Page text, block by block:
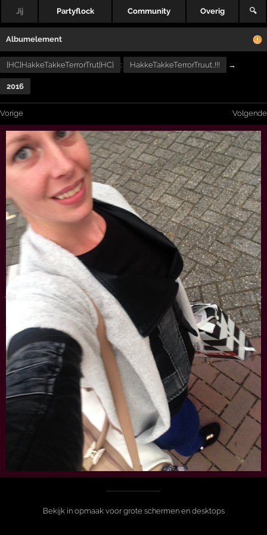
Jij Partyflock Community Overig 🔍
Albumelement
{HC}HakkeTakkeTerrorTrut{HC} : HakkeTakkeTerrorTruut..!!! →
2016
Vorige Volgende
Bekijk in opmaak voor grote schermen en desktops